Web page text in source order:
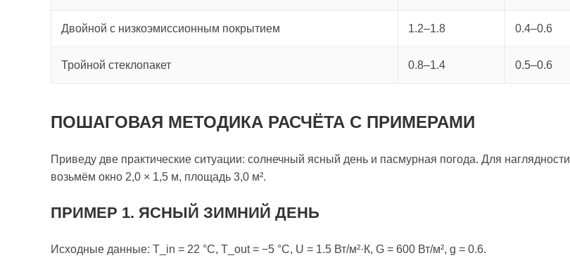
Двойной с низкоэмиссионным покрытием 1.2–1.8 0.4–0.6
Тройной стеклопакет 0.8–1.4 0.5–0.6
ПОШАГОВАЯ МЕТОДИКА РАСЧЁТА С ПРИМЕРАМИ
Приведу две практические ситуации: солнечный ясный день и пасмурная погода. Для наглядности
возьмём окно 2,0 × 1,5 м, площадь 3,0 м².
ПРИМЕР 1. ЯСНЫЙ ЗИМНИЙ ДЕНЬ
Исходные данные: T_in = 22 °C, T_out = −5 °C, U = 1.5 Вт/м²·К, G = 600 Вт/м², g = 0.6.